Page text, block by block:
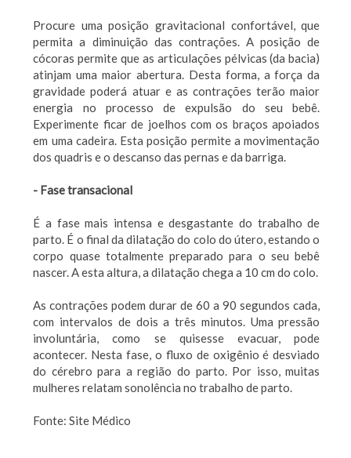
Procure uma posição gravitacional confortável, que
permita a diminuição das contrações. A posição de
cócoras permite que as articulações pélvicas (da bacia)
atinjam uma maior abertura. Desta forma, a força da
gravidade poderá atuar e as contrações terão maior
energia no processo de expulsão do seu bebê.
Experimente ficar de joelhos com os braços apoiados
em uma cadeira. Esta posição permite a movimentação
dos quadris e o descanso das pernas e da barriga.
- Fase transacional
É a fase mais intensa e desgastante do trabalho de
parto. É o final da dilatação do colo do útero, estando o
corpo quase totalmente preparado para o seu bebê
nascer. A esta altura, a dilatação chega a 10 cm do colo.
As contrações podem durar de 60 a 90 segundos cada,
com intervalos de dois a três minutos. Uma pressão
involuntária, como se quisesse evacuar, pode
acontecer. Nesta fase, o fluxo de oxigênio é desviado
do cérebro para a região do parto. Por isso, muitas
mulheres relatam sonolência no trabalho de parto.
Fonte: Site Médico